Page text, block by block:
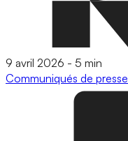
9 avril 2026 - 5 min
Communiqués de presse